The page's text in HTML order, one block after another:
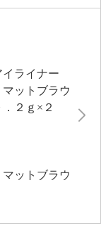
ｔｉｍｅ
ヘキシルグ
ｅＯｍｅ
トリン、ハ
ています。
ライナー
ットブラウ
２ｇ×２
ットブラウ